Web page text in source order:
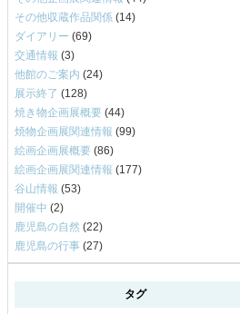
その他収蔵作品関係 (14)
ダイアリー (69)
交通情報 (3)
他館のご案内 (24)
展示終了 (128)
焼き物企画展概要 (44)
焼物企画展関連情報 (99)
絵画企画展概要 (86)
絵画企画展関連情報 (177)
谷山情報 (53)
開催中 (2)
鹿児島の自然 (22)
鹿児島の行事 (27)
タグ